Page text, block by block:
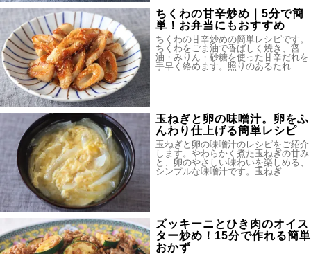
ちくわの甘辛炒め｜5分で簡
単！お弁当にもおすすめ
ちくわの甘辛炒めの簡単レシピです。
ちくわをごま油で香ばしく焼き、醤
油・みりん・砂糖を使った甘辛だれを
手早く絡めます。照りのあるたれ…
玉ねぎと卵の味噌汁。卵をふ
んわり仕上げる簡単レシピ
玉ねぎと卵の味噌汁のレシピをご紹介
します。やわらかく煮た玉ねぎの甘み
と、卵のやさしい味わいを楽しめる、
シンプルな味噌汁です。玉ねぎ…
ズッキーニとひき肉のオイス
ター炒め！15分で作れる簡単
おかず